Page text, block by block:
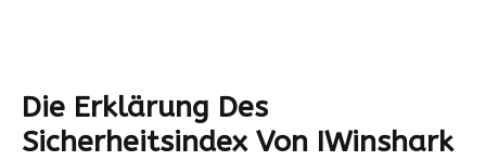
Die Erklärung Des
Sicherheitsindex Von IWinshark